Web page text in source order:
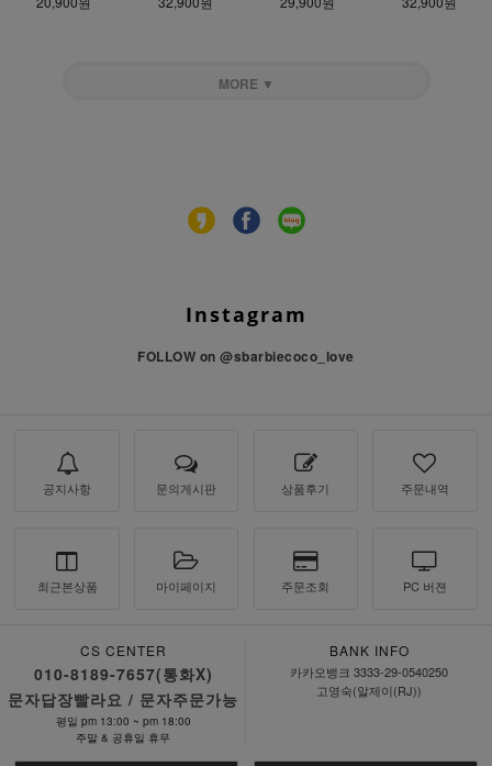
MORE ▼
Instagram
FOLLOW on @sbarbiecoco_love
공지사항 문의게시판 상품후기 주문내역
최근본상품 마이페이지 주문조회 PC 버젼
CS CENTER
010-8189-7657(통화X)
문자답장빨라요 / 문자주문가능
평일 pm 13:00 ~ pm 18:00
주말 & 공휴일 휴무
BANK INFO
카카오뱅크 3333-29-0540250
고영숙(알제이(RJ))